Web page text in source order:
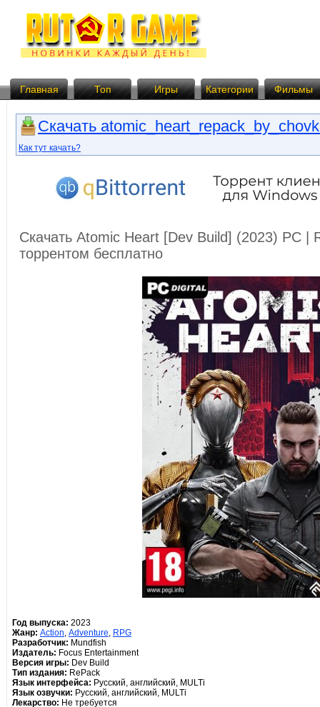
Главная Топ Игры Категории Фильмы
Скачать
Как тут качать?
Скачать Atomic Heart [Dev Build] (2023) PC |
торрентом бесплатно
Год выпуска: 2023
Жанр: Action, Adventure, RPG
Разработчик: Mundfish
Издатель: Focus Entertainment
Версия игры: Dev Build
Тип издания: RePack
Язык интерфейса: Русский, английский, MULTi
Язык озвучки: Русский, английский, MULTi
Лекарство: Не требуется